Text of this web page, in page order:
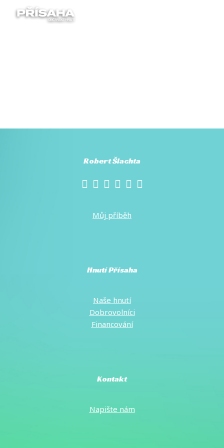
Robert Šlachta
Můj příběh
Hnutí Přísaha
Naše hnutí
Dobrovolníci
Financování
Kontakt
Napište nám